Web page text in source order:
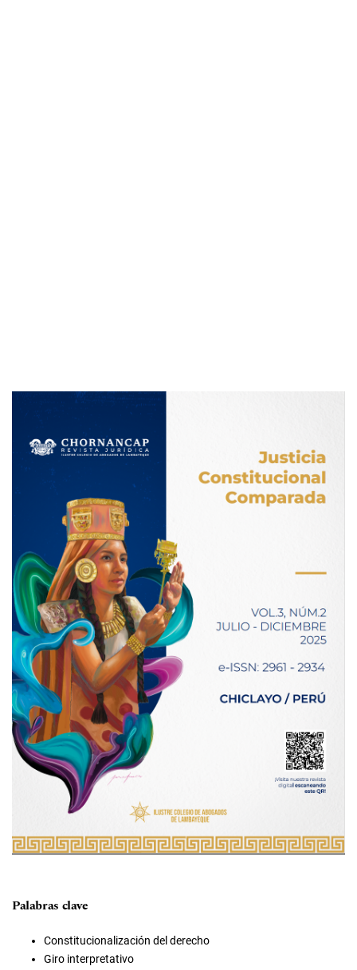
Imagen de portada
Palabras clave
Constitucionalización del derecho
Giro interpretativo